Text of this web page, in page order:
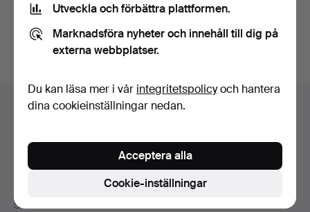
Du kan också söka i vårt arkiv med avslutade auktioner
Sidfotsnavigation
Hjälp och kontakt
Alla auktionshus
Betalningsalternativ
Sociala medier
Utveckla och förbättra plattformen.
Marknadsföra nyheter och innehåll till dig på
externa webbplatser.
Du kan läsa mer i vår integritetspolicyoch hantera
dina cookieinställningar nedan.
Cookie-inställningar
Acceptera alla